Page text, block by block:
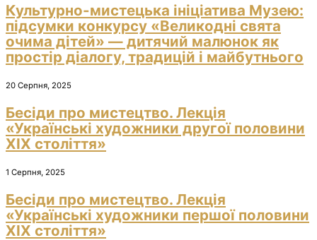
Культурно-мистецька ініціатива Музею:
підсумки конкурсу «Великодні свята
очима дітей» — дитячий малюнок як
простір діалогу, традицій і майбутнього
20 Серпня, 2025
Бесіди про мистецтво. Лекція
«Українські художники другої половини
ХІХ століття»
1 Серпня, 2025
Бесіди про мистецтво. Лекція
«Українські художники першої половини
ХІХ століття»